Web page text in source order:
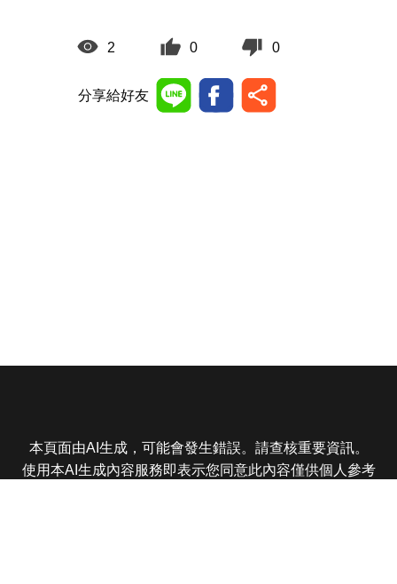
2 0 0
分享給好友
本頁面由AI生成，可能會發生錯誤。請查核重要資訊。
使用本AI生成內容服務即表示您同意此內容僅供個人參考